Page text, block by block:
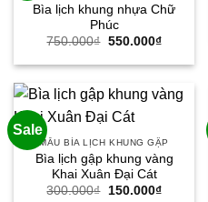
Bìa lịch khung nhựa Chữ
Phúc
750.000₫ Giá
là:
550.000₫Giá
tại
Sale
MẪU BÌA LỊCH KHUNG GẬP
Bìa lịch gập khung vàng
Khai Xuân Đại Cát
300.000₫
Giá
150.000₫Giá